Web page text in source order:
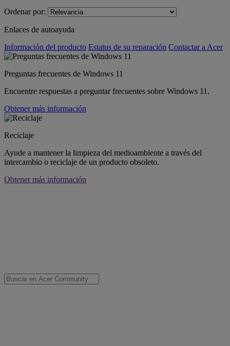
Ordenar por:
Enlaces de autoayuda
Información del producto Estatus de su reparación Contactar a Acer
Preguntas frecuentes de Windows 11
Encuentre respuestas a preguntar frecuentes sobre Windows 11.
Obtener más información
Reciclaje
Ayude a mantener la limpieza del medioambiente a través del
intercambio o reciclaje de un producto obsoleto.
Obtener más información